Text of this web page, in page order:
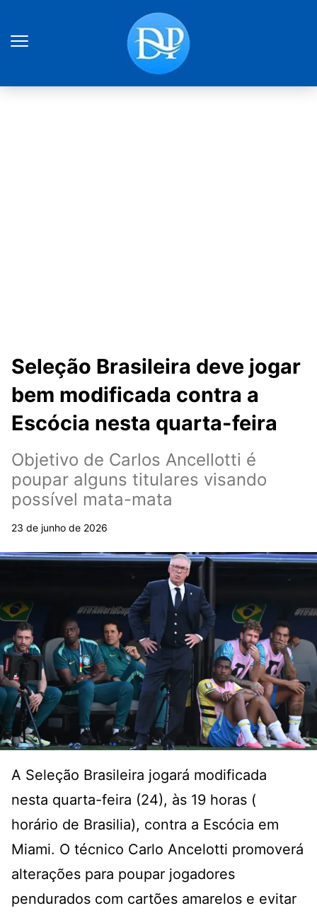
Seleção Brasileira deve jogar
bem modificada contra a
Escócia nesta quarta-feira
Objetivo de Carlos Ancellotti é
poupar alguns titulares visando
possível mata-mata
23 de junho de 2026
A Seleção Brasileira jogará modificada
nesta quarta-feira (24), às 19 horas (
horário de Brasilia), contra a Escócia em
Miami. O técnico Carlo Ancelotti promoverá
alterações para poupar jogadores
pendurados com cartões amarelos e evitar